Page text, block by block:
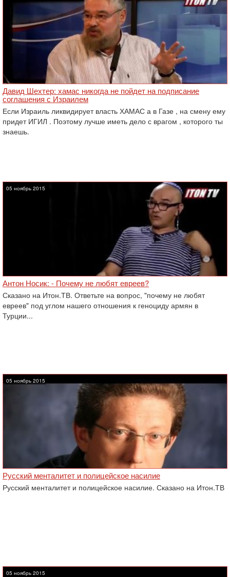
Давид Шехтер: хамас никогда не пойдет на подписание
соглашения с Израилем
Если Израиль ликвидирует власть ХАМАС а в Газе , на смену ему
придет ИГИЛ . Поэтому лучше иметь дело с врагом , которого ты
знаешь.
05 ноябрь 2015
Антон Носик: - Почему не любят евреев?
Сказано на Итон.ТВ. Ответьте на вопрос, "почему не любят
евреев" под углом нашего отношения к геноциду армян в
Турции...
05 ноябрь 2015
Русский менталитет и полицейское насилие
Русский менталитет и полицейское насилие. Сказано на Итон.ТВ
05 ноябрь 2015